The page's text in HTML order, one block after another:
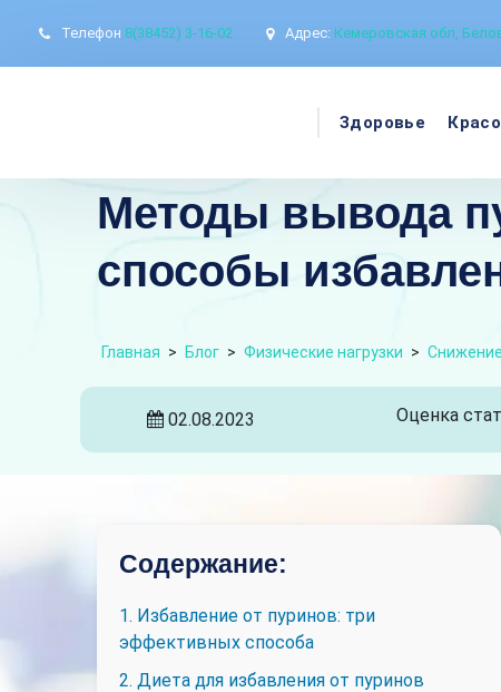
Телефон 8(38452) 3-16-02 Адрес: Кемеровская обл,
Здоровье
Методы вывода
способы
Главная > Блог > Физические нагрузки >
02.08.2023 Оценка
Содержание:
1. Избавление от пуринов: три
эффективных способа
2. Диета для избавления от пуринов